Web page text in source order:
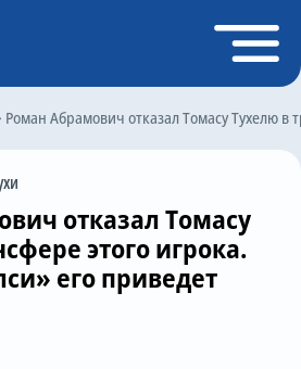
Роман Абрамович отказал Томасу Тухелю в
отказал Томасу
этого игрока.
его приведет